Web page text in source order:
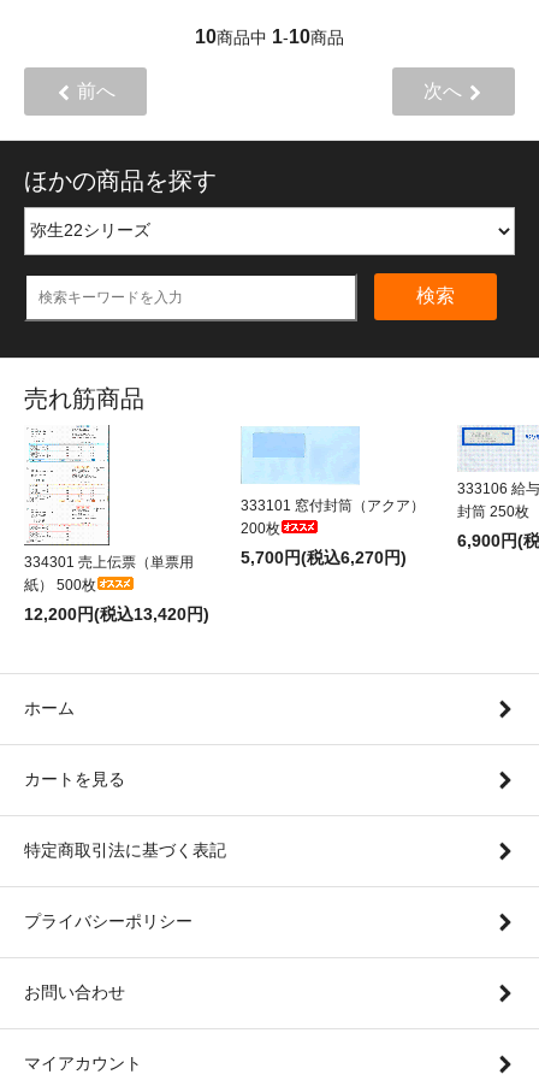
10商品中 1-10商品
前へ 次へ
ほかの商品を探す
検索
売れ筋商品
334301 売上伝票（単票用
紙） 500枚
12,200円(税込13,420円)
333101 窓付封筒（アクア）
200枚
5,700円(税込6,270円)
333106 給
封筒 250枚
6,900円(
ホーム
カートを見る
特定商取引法に基づく表記
プライバシーポリシー
お問い合わせ
マイアカウント